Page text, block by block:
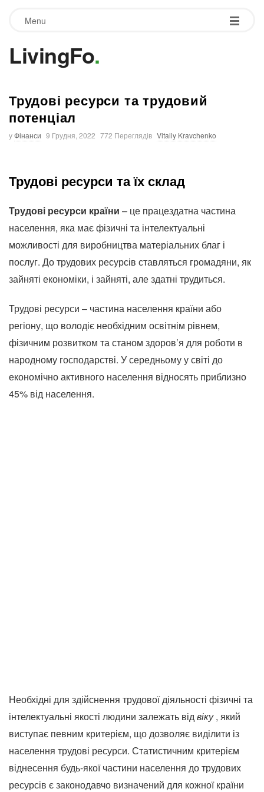
Menu
LivingFo.
Трудові ресурси та трудовий
потенціал
уФінанси 9 Грудня, 2022 772 Переглядів Vitaliy Kravchenko
Трудові ресурси та їх склад
Трудові ресурси країни – це працездатна частина
населення, яка має фізичні та інтелектуальні
можливості для виробництва матеріальних благ і
послуг. До трудових ресурсів ставляться громадяни, як
зайняті економіки, і зайняті, але здатні трудиться.
Трудові ресурси – частина населення країни або
регіону, що володіє необхідним освітнім рівнем,
фізичним розвитком та станом здоров’я для роботи в
народному господарстві. У середньому у світі до
економічно активного населення відносять приблизно
45% від населення.
Необхідні для здійснення трудової діяльності фізичні та
інтелектуальні якості людини залежать відвіку, який
виступає певним критерієм, що дозволяє виділити із
населення трудові ресурси. Статистичним критерієм
віднесення будь-якої частини населення до трудових
ресурсів є законодавчо визначений для кожної країни